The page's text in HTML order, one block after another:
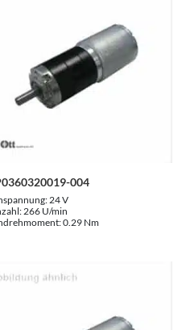
004
24 V
266 U/min
0.29 Nm